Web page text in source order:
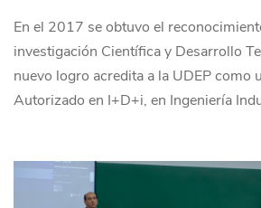
En el 2017 se obtuvo el
investigación Científica y Desarrollo
nuevo logro acredita a la UDEP como
Autorizado en I+D+i, en Ingeniería